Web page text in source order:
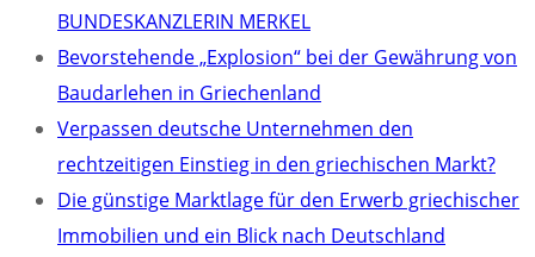
BUNDESKANZLERIN MERKEL
Bevorstehende „Explosion“ bei der Gewährung von
Baudarlehen in Griechenland
Verpassen deutsche Unternehmen den
rechtzeitigen Einstieg in den griechischen Markt?
Die günstige Marktlage für den Erwerb griechischer
Immobilien und ein Blick nach Deutschland